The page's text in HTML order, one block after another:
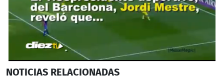
seconds
NOTICIAS RELACIONADAS